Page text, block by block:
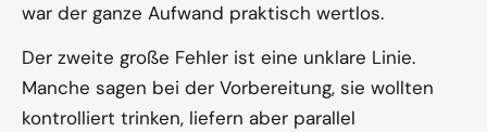
war der ganze Aufwand praktisch wertlos.
Der zweite große Fehler ist eine unklare Linie.
Manche sagen bei der Vorbereitung, sie wollten
kontrolliert trinken, liefern aber parallel